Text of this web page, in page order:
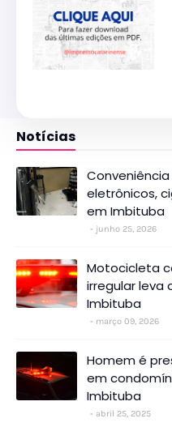
Notícias
eletrônicos,
em Imbituba
junho 25, 2026
Motocicleta
irregular leva
Imbituba
março 09, 2026
Homem é
em
Imbituba
abril 25, 2025